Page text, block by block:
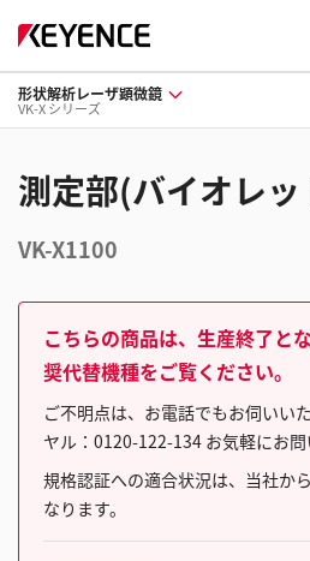
形状解析レーザ顕微鏡
VK-X シリーズ
測定部(バイオレ
VK-X1100
こちらの商品は、生産終了と
奨代替機種をご覧ください。
ご不明点は、お電話でもお伺いい
ヤル：0120-122-134 お気軽にお問
規格認証への適合状況は、当社か
なります。